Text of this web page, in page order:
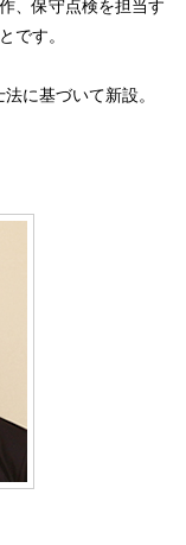
、保守点検を担当す
です。
に基づいて新設。